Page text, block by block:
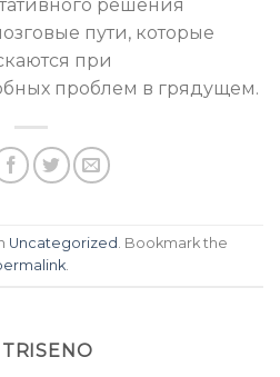
решения
пути, которые
при
проблем в грядущем.
Uncategorized . Bookmark the
.